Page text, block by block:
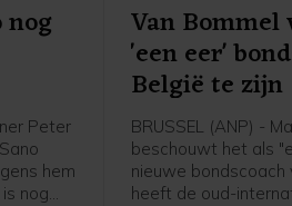
Peter
hem
nog
Van
'een eer'
België te zijn
BRUSSEL (ANP) -
beschouwt het als
nieuwe bondscoach
heeft de oud-